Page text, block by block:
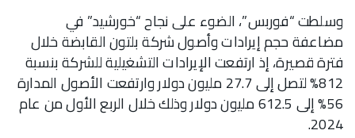
وسلطت “فوربس”، الضوء على نجاح “خورشيد” في
مضاعفة حجم إيرادات وأصول شركة بلتون القابضة خلال
فترة قصيرة، إذ ارتفعت الإيرادات التشغيلية للشركة بنسبة
812% لتصل إلى 27.7 مليون دولار وارتفعت الأصول المدارة
56% إلى 612.5 مليون دولار وذلك خلال الربع الأول من عام
2024.